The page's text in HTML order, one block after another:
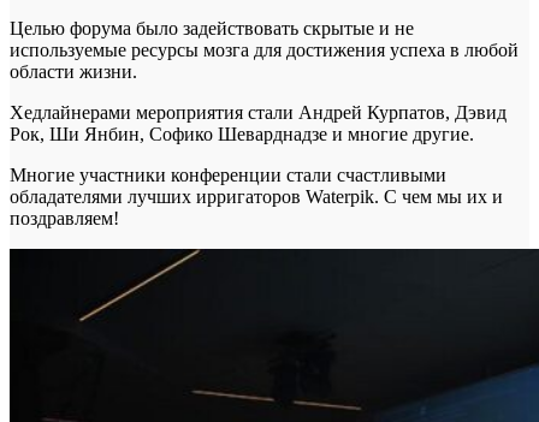
Целью форума было задействовать скрытые и не
используемые ресурсы мозга для достижения успеха в любой
области жизни.
Хедлайнерами мероприятия стали Андрей Курпатов, Дэвид
Рок, Ши Янбин, Софико Шеварднадзе и многие другие.
Многие участники конференции стали счастливыми
обладателями лучших ирригаторов Waterpik. С чем мы их и
поздравляем!